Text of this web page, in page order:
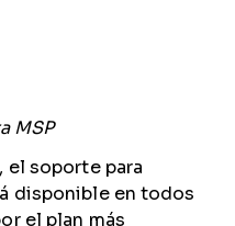
MSP
el soporte para
disponible en todos
el plan más